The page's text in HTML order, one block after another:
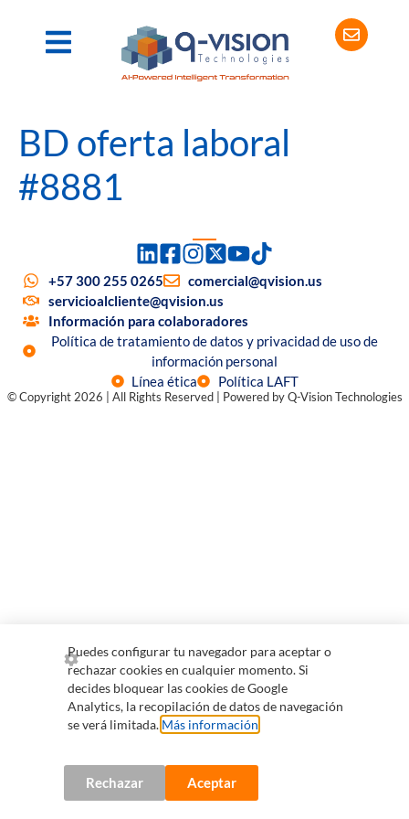
BD oferta laboral
#8881
+57 300 255 0265
comercial@qvision.us
servicioalcliente@qvision.us
Información para colaboradores
Política de tratamiento de datos y privacidad de uso de
información personal
Línea ética
Política LAFT
© Copyright 2026 | All Rights Reserved | Powered by Q-Vision Technologies
Puedes configurar tu navegador para aceptar o
rechazar cookies en cualquier momento. Si
decides bloquear las cookies de Google
Analytics, la recopilación de datos de navegación
se verá limitada. Más información
Rechazar Aceptar